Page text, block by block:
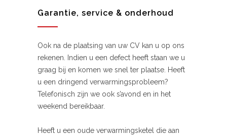
Garantie, service & onderhoud
Ook na de plaatsing van uw CV kan u op ons
rekenen. Indien u een defect heeft staan we u
graag bij en komen we snel ter plaatse. Heeft
u een dringend verwarmingsprobleem?
Telefonisch zijn we ook s’avond en in het
weekend bereikbaar.
Heeft u een oude verwarmingsketel die aan